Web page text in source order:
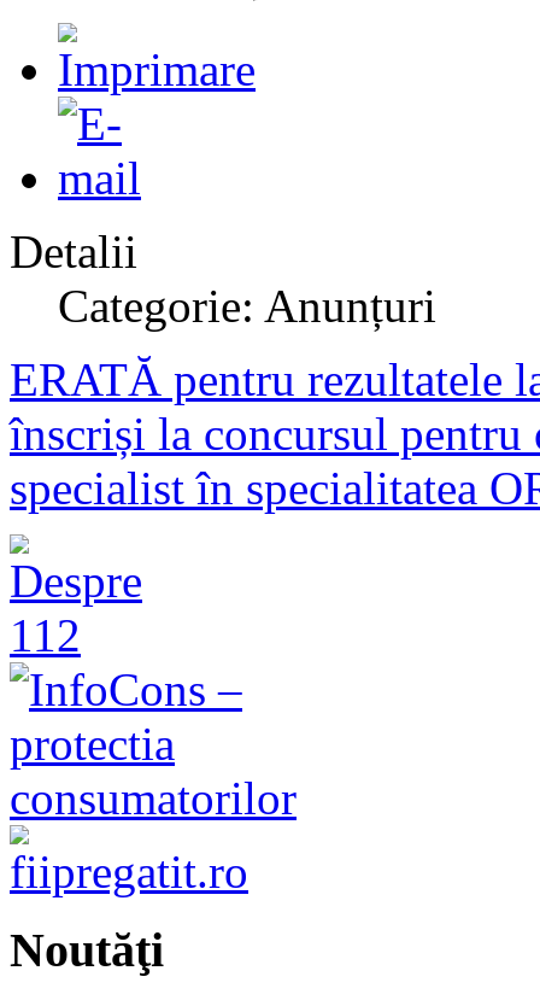
Detalii
Categorie: Anunțuri
ERATĂ pentru rezultatele
înscriși la concursul pentru
specialist în specialitatea
Noutăţi